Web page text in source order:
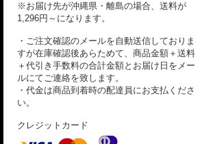
※お届け先が沖縄県・離島の場合、送料が
1,296円～になります。
・ご注文確認のメールを自動送信しておりま
すが在庫確認後あらためて、商品金額＋送料
＋代引き手数料の合計金額とお届け日をメー
ルにてご連絡を致します。
・代金は商品到着時の配達員にお支払くださ
い。
クレジットカード